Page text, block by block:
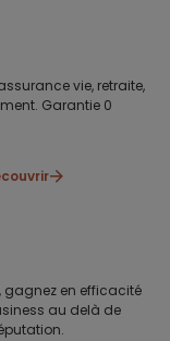
vie, retraite,
Garantie 0
gagnez en efficacité
au delà de